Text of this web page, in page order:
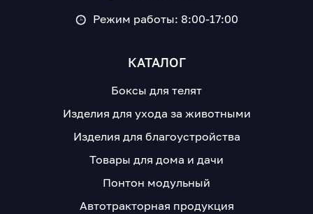
Режим работы: 8:00-17:00
КАТАЛОГ
Боксы для телят
Изделия для ухода за животными
Изделия для благоустройства
Товары для дома и дачи
Понтон модульный
Автотракторная продукция